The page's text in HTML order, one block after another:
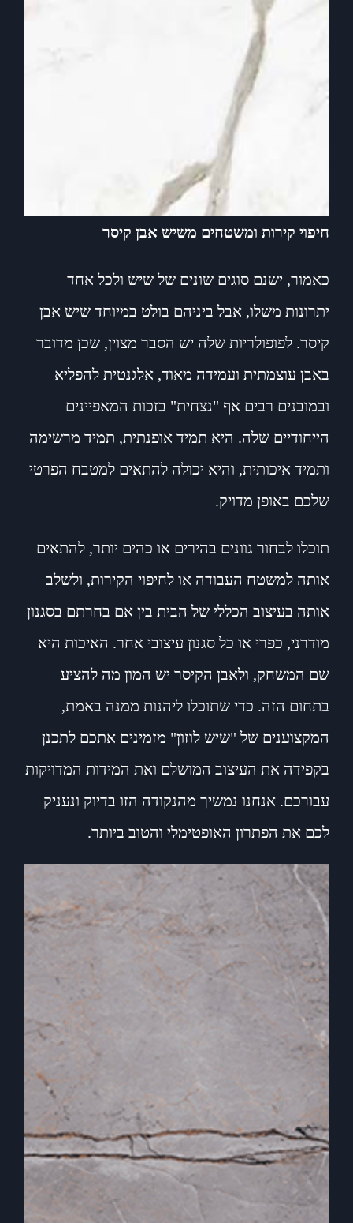
חיפוי קירות ומשטחים משיש אבן קיסר
כאמור, ישנם סוגים שונים של שיש ולכל אחד
יתרונות משלו, אבל ביניהם בולט במיוחד שיש אבן
קיסר. לפופולריות שלה יש הסבר מצוין, שכן מדובר
באבן עוצמתית ועמידה מאוד, אלגנטית להפליא
ובמובנים רבים אף "נצחית" בזכות המאפיינים
הייחודיים שלה. היא תמיד אופנתית, תמיד מרשימה
ותמיד איכותית, והיא יכולה להתאים למטבח הפרטי
שלכם באופן מדויק.
תוכלו לבחור גוונים בהירים או כהים יותר, להתאים
אותה למשטח העבודה או לחיפוי הקירות, ולשלב
אותה בעיצוב הכללי של הבית בין אם בחרתם בסגנון
מודרני, כפרי או כל סגנון עיצובי אחר. האיכות היא
שם המשחק, ולאבן הקיסר יש המון מה להציע
בתחום הזה. כדי שתוכלו ליהנות ממנה באמת,
המקצוענים של "שיש לוזון" מזמינים אתכם לתכנן
בקפידה את העיצוב המושלם ואת המידות המדויקות
עבורכם. אנחנו נמשיך מהנקודה הזו בדיוק ונעניק
לכם את הפתרון האופטימלי והטוב ביותר.